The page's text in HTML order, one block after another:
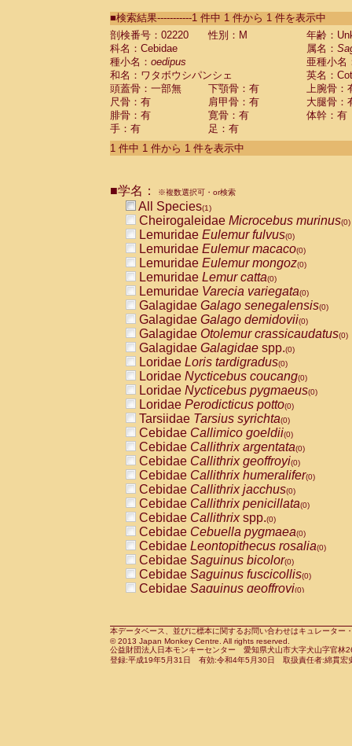
CebidaeSaguinus labiatus(0)
Cebidae Saguinus leucopus (0)
Cebidae
Cebidae
CebidaeSaguinus nigricollis (0)
Cebidae Saguinus oedipus
Cebidae Saguinus weddelli
Cebidae Saguinusspp.
Cebidae Aotus trivirgatus
Cebidae Cebus albifrons
CebidaeCebus nigrivittatus
CebidaeCebus
CebidaeSaimiri boliviensis(0)
CebidaeSaimiri sciureus(0)
AtelidaeAlouatta caraya(0)
AtelidaeAlouatta fusca(0)
AtelidaeAlouatta seniculus
AtelidaeAlouattaspp.(0)
AtelidaeAteles belzebuth(0)
AtelidaeAteles geoffroyi(0)
AtelidaeAteles paniscus(0)
AtelidaeAtelesspp.(0)
Atelidae Lagothrix lagothricha
AtelidaeLagothrix lagothricha cana
PitheciidaeCacajao calvus
PitheciidaeCallicebus cupreus
PitheciidaeCallicebus donacophilus
PitheciidaeCallicebus moloch
PitheciidaeCallicebus torquatus
PitheciidaeCallicebusspp.(0)
PitheciidaeChiropotes satanas(0)
PitheciidaePithecia monachus
PitheciidaePithecia pithecia(0)
CercopithecidaeCercocebus agilis
CercopithecidaeCercocebus
CercopithecidaeCercocebus
CercopithecidaeCercocebus
CercopithecidaeCercocebus
CercopithecidaeCercocebushybrid
CercopithecidaePapio anubis(0)
CercopithecidaePapio cynocephalus
CercopithecidaePapio hamadryas(0)
■検索結果-----------1 件中 1 件から 1 件を表示中
剖検番号：02220
性別：M
年齢：
科名：Cebidae
属名：
種小名： oedipus
亜種小名
和名：ワタボウシパンシェ
英名：
頭蓋骨：一部無
下顎骨：有
上腕骨：
尺骨：有
肩甲骨：有
大腿骨：
腓骨：有
寛骨：有
体幹：有
手：有
足：有
1 件中 1 件から 1 件を表示中
■学名： ※複数選択可・or検索
All Species(1)
Cheirogaleidae Microcebus murinus(0)
Lemuridae Eulemur fulvus(0)
Lemuridae Eulemur macaco(0)
Lemuridae Eulemur mongoz(0)
Lemuridae Lemur catta(0)
Lemuridae Varecia variegata(0)
Galagidae Galago senegalensis(0)
Galagidae Galago demidovii(0)
Galagidae Otolemur crassicaudatus(0)
Galagidae Galagidae spp.(0)
Loridae Loris tardigradus(0)
Loridae Nycticebus coucang(0)
Loridae Nycticebus pygmaeus(0)
Loridae Perodicticus potto(0)
Tarsiidae Tarsius syrichta(0)
Cebidae Callimico goeldii(0)
Cebidae Callithrix argentata(0)
Cebidae Callithrix geoffroyi(0)
Cebidae Callithrix humeralifer(0)
Cebidae Callithrix jacchus(0)
Cebidae Callithrix penicillata(0)
Cebidae Callithrixspp.(0)
Cebidae Cebuella pygmaea(0)
Cebidae Leontopithecus rosalia(0)
Cebidae Saguinus bicolor(0)
Cebidae Saguinus fuscicollis(0)
Cebidae Saguinus geoffroyi(0)
CebidaeSaguinus leucopus(0)
CebidaeSaguinus midas(0)
Cebidae Saguinus mystax(0)
本データベース、並びに標本に関するお問い合わせはキュレータ
© 2013 Japan Monkey Centre. All rights reserved.
公益財団法人日本モンキーセンター 愛知県犬山市大字犬山字官
登録:平成19年5月31日 有効:令和4年5月30日 取扱責任者:綿貫宏